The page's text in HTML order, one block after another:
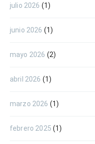
julio 2026 (1)
junio 2026 (1)
mayo 2026 (2)
abril 2026 (1)
marzo 2026 (1)
febrero 2025 (1)